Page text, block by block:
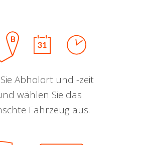
Abholort und -zeit
wählen Sie das
Fahrzeug aus.